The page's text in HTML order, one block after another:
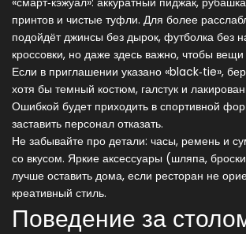
принтов и чистые туфли. Для более
подойдёт джинсы без дырок, футболка без
кроссовки, но даже здесь важно, чтобы
Если в приглашении указано «black‑tie»,
хотя бы темный костюм, галстук и
Ошибкой будет приходить в спортивной
заставить персонал отказать.
Не забывайте про детали: часы, ремень и
со вкусом. Яркие аксессуары (шляпа,
лучше оставить дома, если ресторан не
креативный стиль.
Поведение за